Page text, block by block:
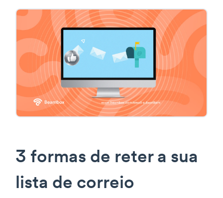
3 formas de reter a sua
lista de correio